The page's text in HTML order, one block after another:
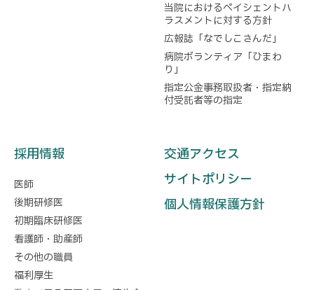
当院におけるペイシェントハ
ラスメントに対する方針
広報誌「なでしこさんだ」
病院ボランティア「ひまわ
り」
指定公金事務取扱者・指定納
付受託者等の指定
採用情報
医師
後期研修医
初期臨床研修医
看護師・助産師
その他の職員
福利厚生
交通アクセス
サイトポリシー
個人情報保護方針